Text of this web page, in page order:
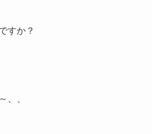
すか？
、、